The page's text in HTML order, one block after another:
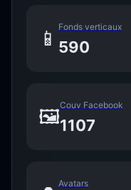
📱 Fonds verticaux
590
🖼️Couv Facebook
1107
Avatars